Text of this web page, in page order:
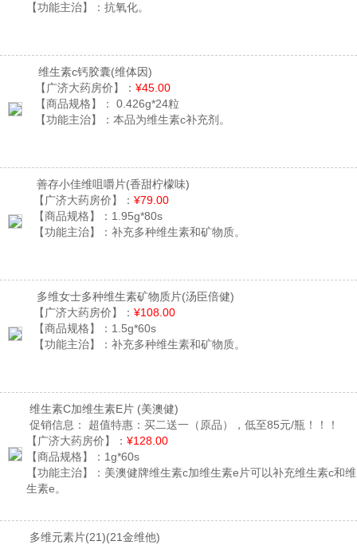
【功能主治】： 抗氧化。
维生素c钙胶囊(维体因)
【广济大药房价】： ¥45.00
【商品规格】：
0.426g*24粒
【功能主治】： 本品为维生素c补充剂。
善存小佳维咀嚼片(香甜柠檬味)
【广济大药房价】： ¥79.00
【商品规格】： 1.95g*80s
【功能主治】： 补充多种维生素和矿物质。
多维女士多种维生素矿物质片(汤臣倍健)
【广济大药房价】： ¥108.00
【商品规格】： 1.5g*60s
【功能主治】： 补充多种维生素和矿物质。
维生素C加维生素E片 (美澳健)
促销信息：
超值特惠：买二送一（原品），低至85元/瓶！！！
【广济大药房价】： ¥128.00
【商品规格】： 1g*60s
【功能主治】： 美澳健牌维生素c加维生素e片可以补充维生素c和维
生素e。
多维元素片(21)(21金维他)